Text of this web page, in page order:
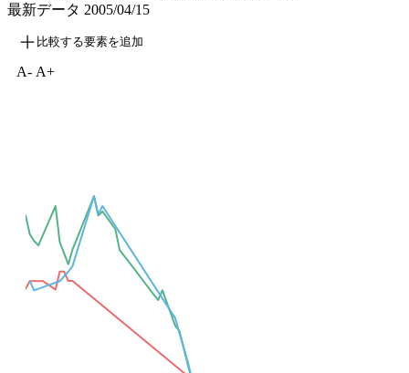
最新データ 2005/04/15
比較する要素を追加